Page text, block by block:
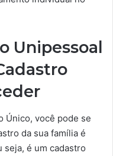
Unipessoal
Único, você pode se
da sua família é
seja, é um cadastro